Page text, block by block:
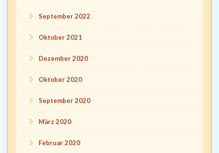
September 2022
Oktober 2021
Dezember 2020
Oktober 2020
September 2020
März 2020
Februar 2020